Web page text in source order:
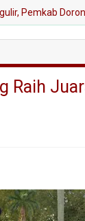
Dorong
Raih